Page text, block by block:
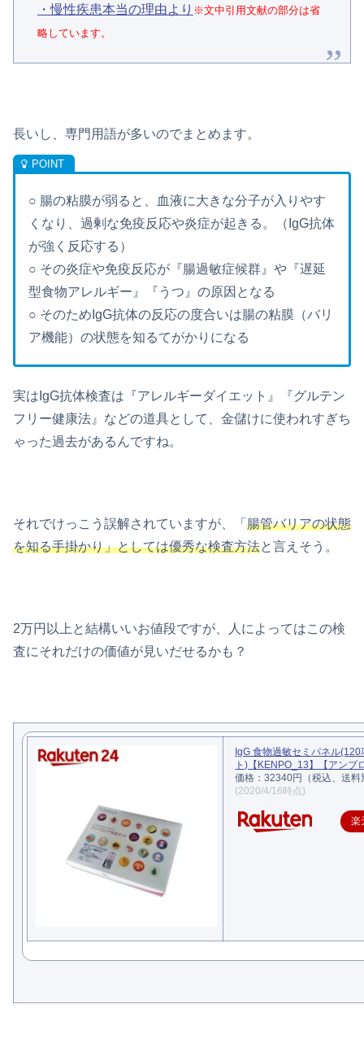
・慢性疾患本当の理由より ※文中引用文献の部分は省
略しています。
長いし、専門用語が多いのでまとめます。
○ 腸の粘膜が弱ると、血液に大きな分子が入りやす
くなり、過剰な免疫反応や炎症が起きる。（IgG抗体
が強く反応する）
○ その炎症や免疫反応が『腸過敏症候群』や『遅延
型食物アレルギー』『うつ』の原因となる
○ そのためIgG抗体の反応の度合いは腸の粘膜（バリ
ア機能）の状態を知るてがかりになる
実はIgG抗体検査は『アレルギーダイエット』『グルテン
フリー健康法』などの道具として、金儲けに使われすぎち
ゃった過去があるんですね。
それでけっこう誤解されていますが、「 腸管バリアの状態
を知る手掛かり」としては優秀な検査方法と言えそう。
2万円以上と結構いいお値段ですが、人によってはこの検
査にそれだけの価値が見いだせるかも？
IgG 食物過敏セミパネル
ト)【KENPO_13】【アンブ
価格：32340円（税込、送料
(2020/4/16時点)
楽